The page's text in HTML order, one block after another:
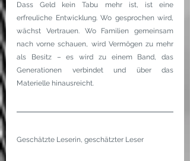
Dass Geld kein Tabu mehr ist, ist eine
erfreuliche Entwicklung. Wo gesprochen wird,
wächst Vertrauen. Wo Familien gemeinsam
nach vorne schauen, wird Vermögen zu mehr
als Besitz – es wird zu einem Band, das
Generationen verbindet und über das
Materielle hinausreicht.
Geschätzte Leserin, geschätzter Leser